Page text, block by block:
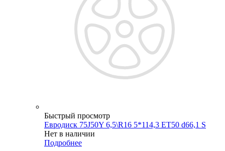
Быстрый просмотр
Евродиск 75J50Y 6,5\R16 5*114,3 ET50 d66,1 S
Нет в наличии
Подробнее